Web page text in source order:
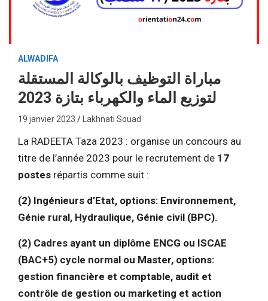
ALWADIFA
مباراة التوظيف بالوكالة المستقلة
لتوزيع الماء والكهرباء بتازة 2023
19 janvier 2023 Lakhnati Souad
La RADEETA Taza 2023 : organise un concours au
titre de l’année 2023 pour le recrutement de 17
postes répartis comme suit :
(2) Ingénieurs d’Etat, options: Environnement,
Génie rural, Hydraulique, Génie civil (BPC).
(2) Cadres ayant un diplôme ENCG ou ISCAE
(BAC+5) cycle normal ou Master, options:
gestion financière et comptable, audit et
contrôle de gestion ou marketing et action